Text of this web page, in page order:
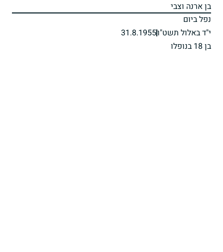
בן ארנה וצבי
נפל ביום
י"ד באלול תשט"ו31.8.1955
בן 18 בנופלו